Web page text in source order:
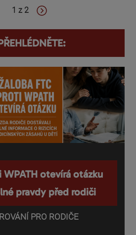
1 z 2
otevírá otázku
pravdy před rodiči
PRO RODIČE